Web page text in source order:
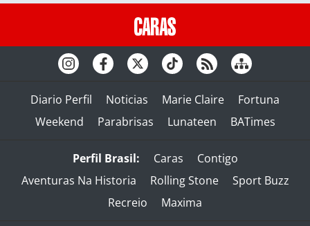
Diario Perfil Noticias Marie Claire
Fortuna
Weekend
Parabrisas Lunateen BATimes
Perfil Brasil: Caras
Contigo
Aventuras Na Historia
Rolling Stone
Sport Buzz
Recreio
Maxima